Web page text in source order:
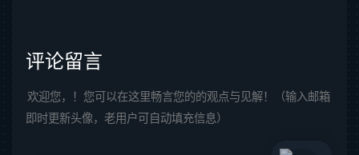
评论留言
欢迎您，！您可以在这里畅言您的的观点与见解！（输入邮箱
即时更新头像，老用户可自动填充信息）